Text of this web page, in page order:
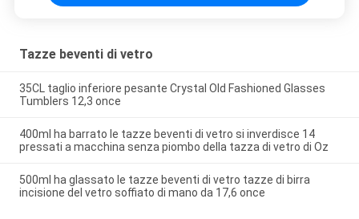
Tazze beventi di vetro
35CL taglio inferiore pesante Crystal Old Fashioned Glasses
Tumblers 12,3 once
400ml ha barrato le tazze beventi di vetro si inverdisce 14
pressati a macchina senza piombo della tazza di vetro di Oz
500ml ha glassato le tazze beventi di vetro tazze di birra
incisione del vetro soffiato di mano da 17,6 once